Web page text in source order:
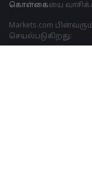
கொள்கையை
Markets.com
செயல்படுகிறது: